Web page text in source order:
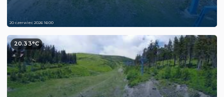
20 czerwiec 2026 16:00
20.33°C